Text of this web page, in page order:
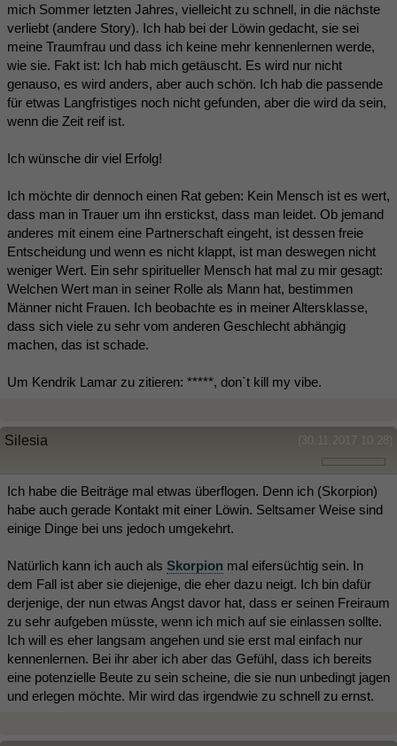
mich Sommer letzten Jahres, vielleicht zu schnell, in die nächste
verliebt (andere Story). Ich hab bei der Löwin gedacht, sie sei
meine Traumfrau und dass ich keine mehr kennenlernen werde,
wie sie. Fakt ist: Ich hab mich getäuscht. Es wird nur nicht
genauso, es wird anders, aber auch schön. Ich hab die passende
für etwas Langfristiges noch nicht gefunden, aber die wird da sein,
wenn die Zeit reif ist.
Ich wünsche dir viel Erfolg!
Ich möchte dir dennoch einen Rat geben: Kein Mensch ist es wert,
dass man in Trauer um ihn erstickst, dass man leidet. Ob jemand
anderes mit einem eine Partnerschaft eingeht, ist dessen freie
Entscheidung und wenn es nicht klappt, ist man deswegen nicht
weniger Wert. Ein sehr spiritueller Mensch hat mal zu mir gesagt:
Welchen Wert man in seiner Rolle als Mann hat, bestimmen
Männer nicht Frauen. Ich beobachte es in meiner Altersklasse,
dass sich viele zu sehr vom anderen Geschlecht abhängig
machen, das ist schade.
Um Kendrik Lamar zu zitieren: *****, don`t kill my vibe.
(30.11.2017 10:28)
Silesia
Ich habe die Beiträge mal etwas überflogen. Denn ich (Skorpion)
habe auch gerade Kontakt mit einer Löwin. Seltsamer Weise sind
einige Dinge bei uns jedoch umgekehrt.
Natürlich kann ich auch als Skorpion mal eifersüchtig sein. In
dem Fall ist aber sie diejenige, die eher dazu neigt. Ich bin dafür
derjenige, der nun etwas Angst davor hat, dass er seinen Freiraum
zu sehr aufgeben müsste, wenn ich mich auf sie einlassen sollte.
Ich will es eher langsam angehen und sie erst mal einfach nur
kennenlernen. Bei ihr aber ich aber das Gefühl, dass ich bereits
eine potenzielle Beute zu sein scheine, die sie nun unbedingt jagen
und erlegen möchte. Mir wird das irgendwie zu schnell zu ernst.